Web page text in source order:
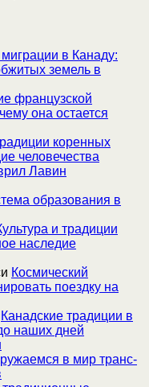
в Канаду:
земель в
французской
она остается
коренных
человечества
Лавин
образования в
и традиции
наследие
Космический
поездку на
Канадские традиции в
наших дней
в мир транс-